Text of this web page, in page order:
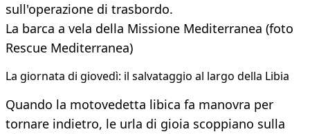
sull'operazione di trasbordo.
La barca a vela della Missione Mediterranea (foto
Rescue Mediterranea)
La giornata di giovedì: il salvataggio al largo della Libia
Quando la motovedetta libica fa manovra per
tornare indietro, le urla di gioia scoppiano sulla